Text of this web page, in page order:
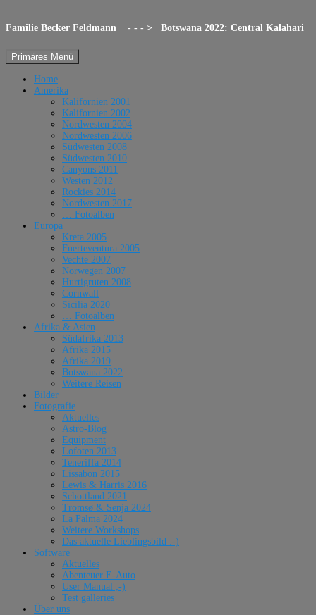
Familie Becker Feldmann - - - > Botswana 2022: Central Kalahari
Suchen
Primäres Menü Zum
Inhalt
Home
Amerika
Kalifornien 2001
Kalifornien 2002
Nordwesten 2004
Nordwesten 2006
Südwesten 2008
Südwesten 2010
Canyons 2011
Westen 2012
Rockies 2014
Nordwesten 2017
… Fotoalben
Europa
Kreta 2005
Fuerteventura 2005
Vechte 2007
Norwegen 2007
Hurtigruten 2008
Cornwall
Sicilia 2020
… Fotoalben
Afrika & Asien
Südafrika 2013
Afrika 2015
Afrika 2019
Botswana 2022
Weitere Reisen
Bilder
Fotografie
Aktuelles
Astro-Blog
Equipment
Lofoten 2013
Teneriffa 2014
Lissabon 2015
Lewis & Harris 2016
Schottland 2021
Tromsø & Senja 2024
La Palma 2024
Weitere Workshops
Das aktuelle Lieblingsbild :-)
Software
Aktuelles
Abenteuer E-Auto
User Manual ;-)
Test galleries
Über uns